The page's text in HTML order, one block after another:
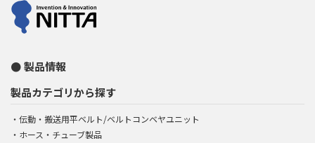
製品情報
製品カテゴリから探す
伝動・搬送用平ベルト/ベルトコンベヤユニット
ホース・チューブ製品